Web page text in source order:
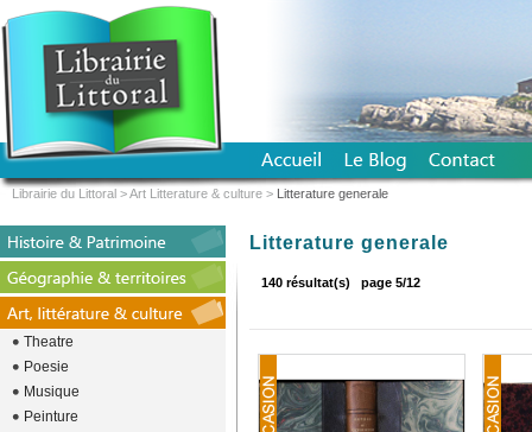
Litterature generale
140 résultat(s) page 5/12
Theatre
Poesie
Musique
Peinture
Librairie du Littoral >Art Litterature & culture > Litterature generale